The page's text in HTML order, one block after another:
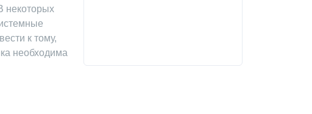
некоторых
к тому,
необходима